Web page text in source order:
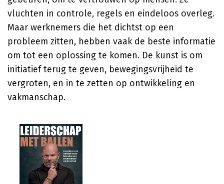
vluchten in controle, regels en eindeloos overleg.
Maar werknemers die het dichtst op een
probleem zitten, hebben vaak de beste informatie
om tot een oplossing te komen. De kunst is om
initiatief terug te geven, bewegingsvrijheid te
vergroten, en in te zetten op ontwikkeling en
vakmanschap.